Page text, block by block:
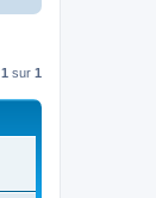
1 sur 1